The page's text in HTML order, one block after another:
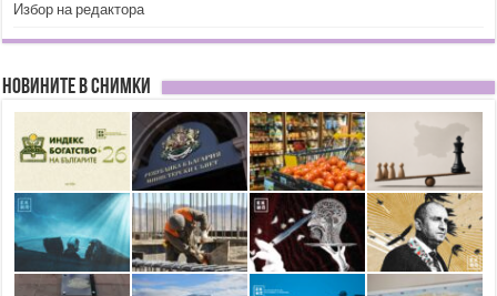
Избор на редактора
Новините в снимки